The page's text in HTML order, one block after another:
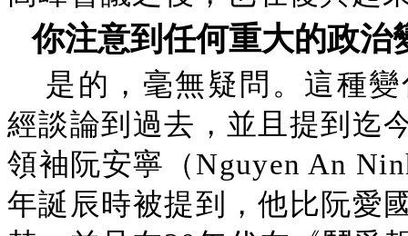
你注意到任何重大的政治
是的，毫無疑問。這種
經談論到過去，並且提到迄
領袖阮安寧（Nguyen An
年誕辰時被提到，他比阮愛